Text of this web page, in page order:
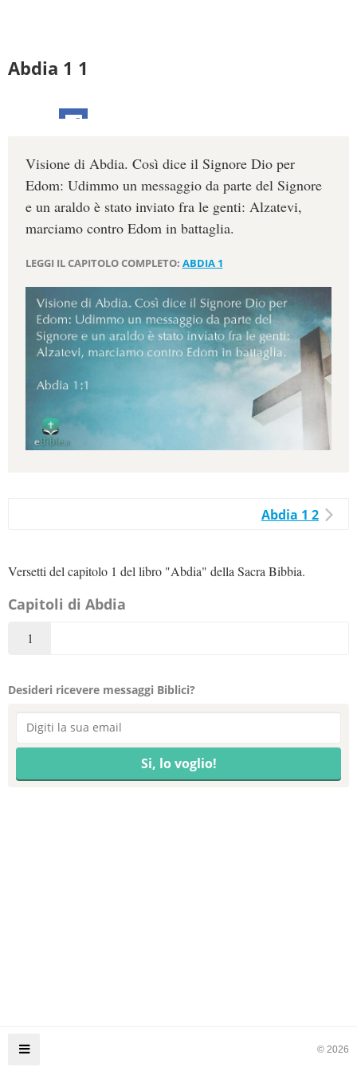
Abdia 1 1
Visione di Abdia. Così dice il Signore Dio per
Edom: Udimmo un messaggio da parte del Signore
e un araldo è stato inviato fra le genti: Alzatevi,
marciamo contro Edom in battaglia.
LEGGI IL CAPITOLO COMPLETO: ABDIA 1
Abdia 1 2
Versetti del capitolo 1 del libro "Abdia" della Sacra Bibbia.
Capitoli di Abdia
1
Desideri ricevere messaggi Biblici?
© 2026